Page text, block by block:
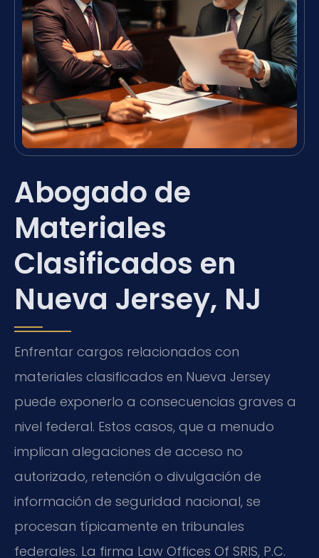
Abogado de
Materiales
Clasificados en
Nueva Jersey, NJ
Enfrentar cargos relacionados con
materiales clasificados en Nueva Jersey
puede exponerlo a consecuencias graves a
nivel federal. Estos casos, que a menudo
implican alegaciones de acceso no
autorizado, retención o divulgación de
información de seguridad nacional, se
procesan típicamente en tribunales
federales. La firma Law Offices Of SRIS, P.C.